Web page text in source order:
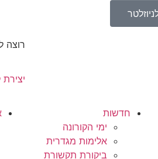
רוצה
חדשות
ימי הקורונה
אלימות מגדרית
ביקורת תקשורת